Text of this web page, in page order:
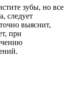
зубы, но все
следует
выяснит,
при